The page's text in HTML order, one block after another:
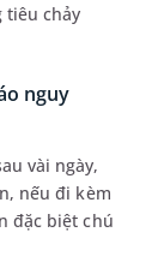
tiêu chảy
nguy
vài ngày,
nếu đi kèm
đặc biệt chú